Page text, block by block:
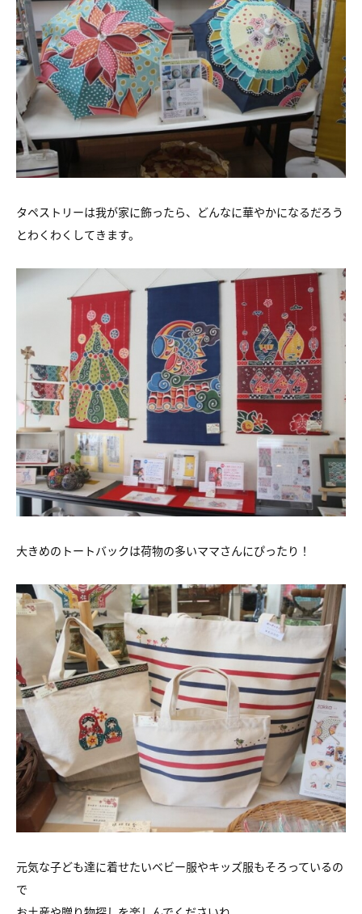
タペストリーは我が家に飾ったら、どんなに華やかになるだろう
とわくわくしてきます。
大きめのトートバックは荷物の多いママさんにぴったり！
元気な子ども達に着せたいベビー服やキッズ服もそろっているの
で